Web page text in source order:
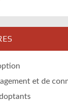
et de